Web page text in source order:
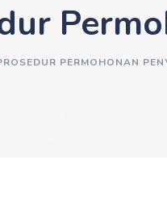
PERMOHONAN